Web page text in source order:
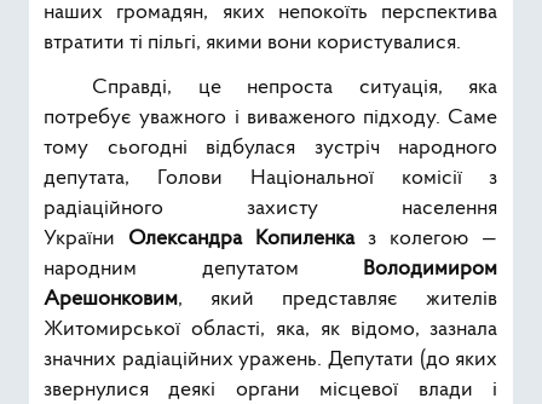
наших громадян, яких непокоїть перспектива
втратити ті пільгі, якими вони користувалися.
Справді, це непроста ситуація, яка
потребує уважного і виваженого підходу. Саме
тому сьогодні відбулася зустріч народного
депутата, Голови Національної комісії з
радіаційного захисту населення
України Олександра Копиленказ колегою —
народним депутатом Володимиром
Арешонковим, який представляє жителів
Житомирської області, яка, як відомо, зазнала
значних радіаційних уражень. Депутати (до яких
звернулися деякі органи місцевої влади і